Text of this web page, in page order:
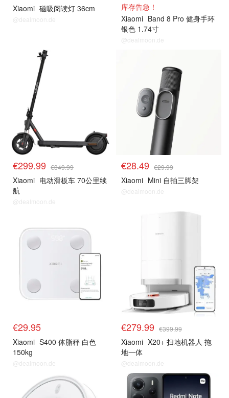
Xiaomi 磁吸阅读灯 36cm
@dealmoon.de
库存告急！
Xiaomi Band 8 Pro 健身手环
银色 1.74寸
@dealmoon.de
€299.99 €349.99
Xiaomi 电动滑板车 70公里续
航
@dealmoon.de
€28.49 €29.99
Xiaomi Mini 自拍三脚架
@dealmoon.de
€29.95
Xiaomi S400 体脂秤 白色
150kg
@dealmoon.de
€279.99 €399.99
Xiaomi X20+ 扫地机器人 拖
地一体
@dealmoon.de